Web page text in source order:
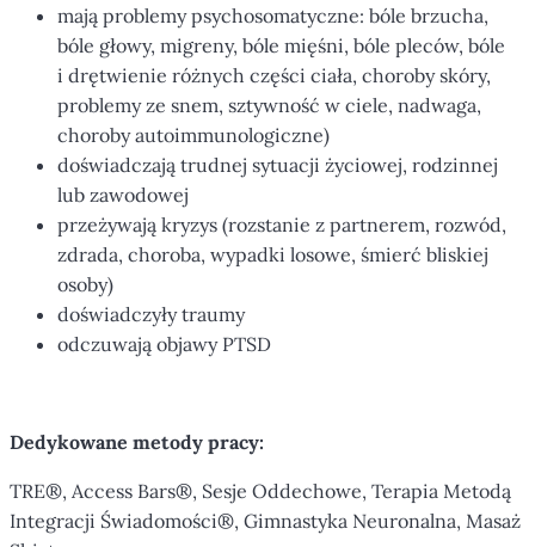
mają problemy psychosomatyczne: bóle brzucha,
bóle głowy, migreny, bóle mięśni, bóle pleców, bóle
i drętwienie różnych części ciała, choroby skóry,
problemy ze snem, sztywność w ciele, nadwaga,
choroby autoimmunologiczne)
doświadczają trudnej sytuacji życiowej, rodzinnej
lub zawodowej
przeżywają kryzys (rozstanie z partnerem, rozwód,
zdrada, choroba, wypadki losowe, śmierć bliskiej
osoby)
doświadczyły traumy
odczuwają objawy PTSD
Dedykowane metody pracy:
TRE®, Access Bars®, Sesje Oddechowe, Terapia Metodą
Integracji Świadomości®, Gimnastyka Neuronalna, Masaż